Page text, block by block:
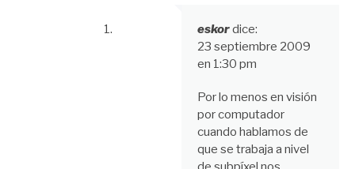
eskordice:
23 septiembre 2009
en 1:30 pm
Por lo menos en visión
por computador
cuando hablamos de
que se trabaja a nivel